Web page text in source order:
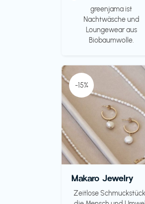
greenjama ist
Nachtwäsche und
Loungewear aus
Biobaumwolle.
-15%
Makaro Jewelry
Zeitlose